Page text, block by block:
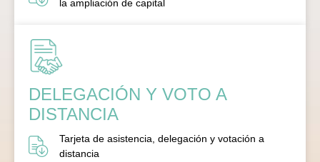
la ampliación de capital
DELEGACIÓN Y VOTO A
DISTANCIA
Tarjeta de asistencia, delegación y votación a
distancia